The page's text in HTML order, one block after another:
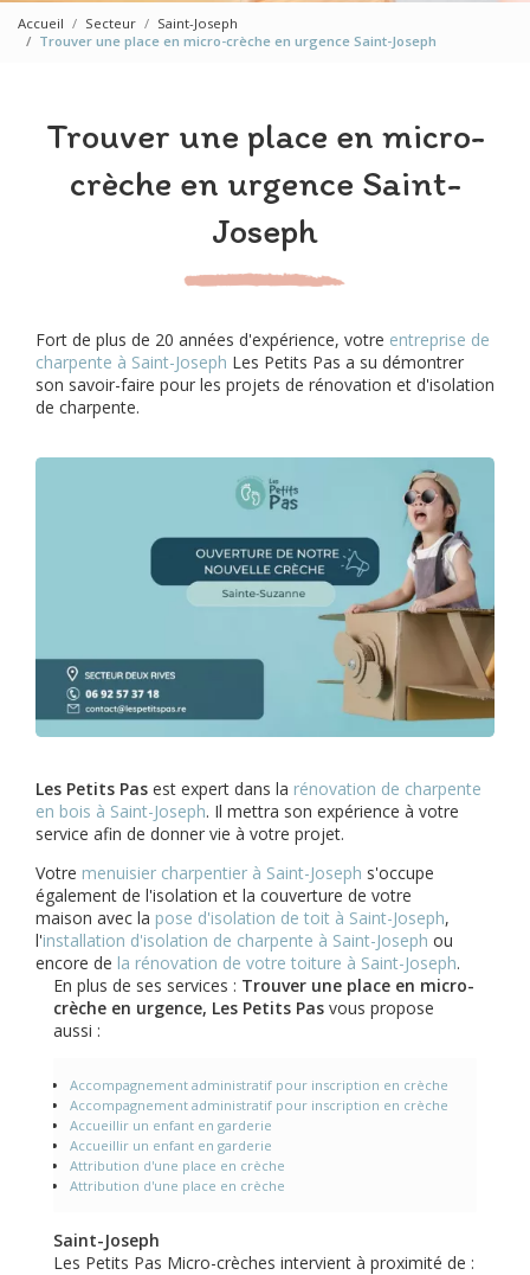
Accueil Secteur
Saint-Joseph
Trouver une place en micro-crèche en urgence Saint-Joseph
Trouver une place en micro-
crèche en urgence Saint-
Joseph
Fort de plus de 20 années d'expérience, votre entreprise de
charpente à Saint-Joseph Les Petits Pas a su démontrer
son savoir-faire pour les projets de rénovation et d'isolation
de charpente.
Les Petits Pas est expert dans la rénovation de charpente
en bois à Saint-Joseph. Il mettra son expérience à votre
service afin de donner vie à votre projet.
Votre menuisier charpentier à Saint-Joseph s'occupe
également de l'isolation et la couverture de votre
maison avec la pose d'isolation de toit à Saint-Joseph,
l'installation d'isolation de charpente à Saint-Joseph ou
encore de la rénovation de votre toiture à Saint-Joseph.
En plus de ses services : Trouver une place en micro-
crèche en urgence, Les Petits Pas vous propose
aussi :
Accompagnement administratif pour inscription en crèche
Accompagnement administratif pour inscription en crèche
Accueillir un enfant en garderie
Accueillir un enfant en garderie
Attribution d'une place en crèche
Attribution d'une place en crèche
Saint-Joseph
Les Petits Pas Micro-crèches intervient à proximité de :